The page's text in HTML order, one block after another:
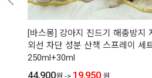
[바스몽] 강아지 진드기 해충방지
외선 차단 성분 산책 스프레이 세
250ml+30ml
44,900원 -> 19,950 원